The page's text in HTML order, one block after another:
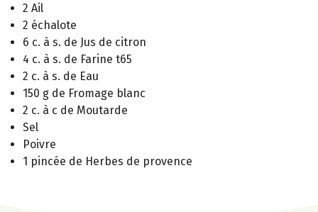
2 Ail
2 échalote
6 c. à s. de Jus de citron
4 c. à s. de Farine t65
2 c. à s. de Eau
150 g de Fromage blanc
2 c. à c de Moutarde
Sel
Poivre
1 pincée de Herbes de provence